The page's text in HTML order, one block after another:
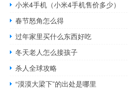
小米4手机（小米4手机售价多少）
春节怒角怎么得
过年家里买什么东西好吃
冬天老人怎么接孩子
杀人全球攻略
“漠漠大梁下”的出处是哪里